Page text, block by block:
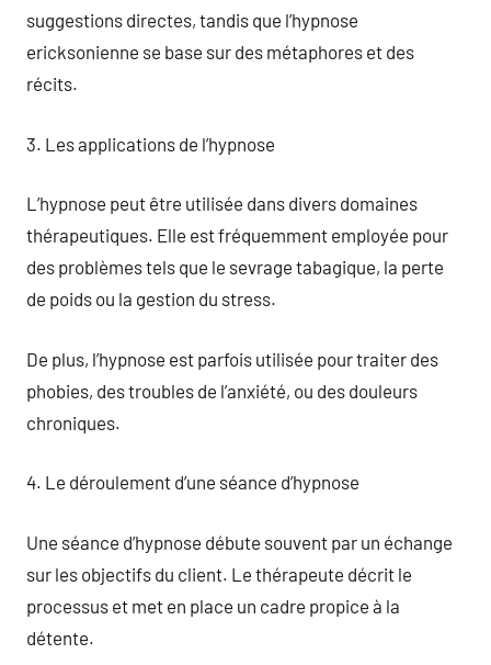
suggestions directes, tandis que l’hypnose
ericksonienne se base sur des métaphores et des
récits.
3. Les applications de l’hypnose
L’hypnose peut être utilisée dans divers domaines
thérapeutiques. Elle est fréquemment employée pour
des problèmes tels que le sevrage tabagique, la perte
de poids ou la gestion du stress.
De plus, l’hypnose est parfois utilisée pour traiter des
phobies, des troubles de l’anxiété, ou des douleurs
chroniques.
4. Le déroulement d’une séance d’hypnose
Une séance d’hypnose débute souvent par un échange
sur les objectifs du client. Le thérapeute décrit le
processus et met en place un cadre propice à la
détente.